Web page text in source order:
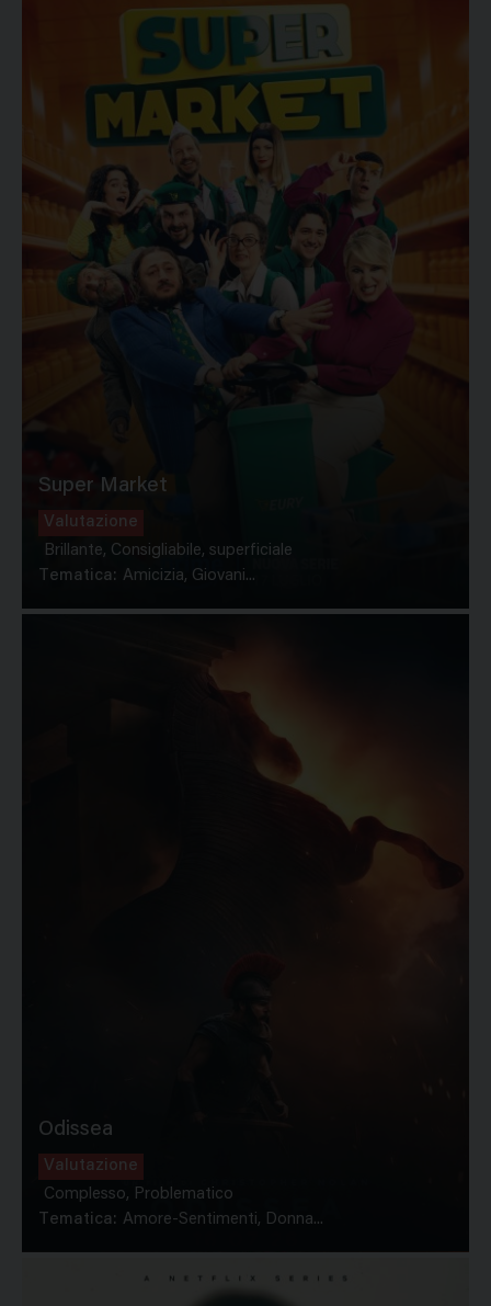
Super Market
Valutazione
Brillante, Consigliabile, superficiale
Tematica: Amicizia, Giovani...
Odissea
Valutazione
Complesso, Problematico
Tematica: Amore-Sentimenti, Donna...